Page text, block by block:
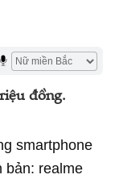
đồng.
smartphone
bản: realme